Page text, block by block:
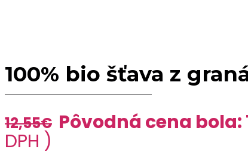
100% bio šťava z
12,55€ Pôvodná cena bola:
DPH )